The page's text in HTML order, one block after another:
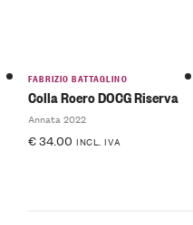
FABRIZIO BATTAGLINO
Colla Roero DOCG Riserva
Annata 2022
€34.00 INCL. IVA